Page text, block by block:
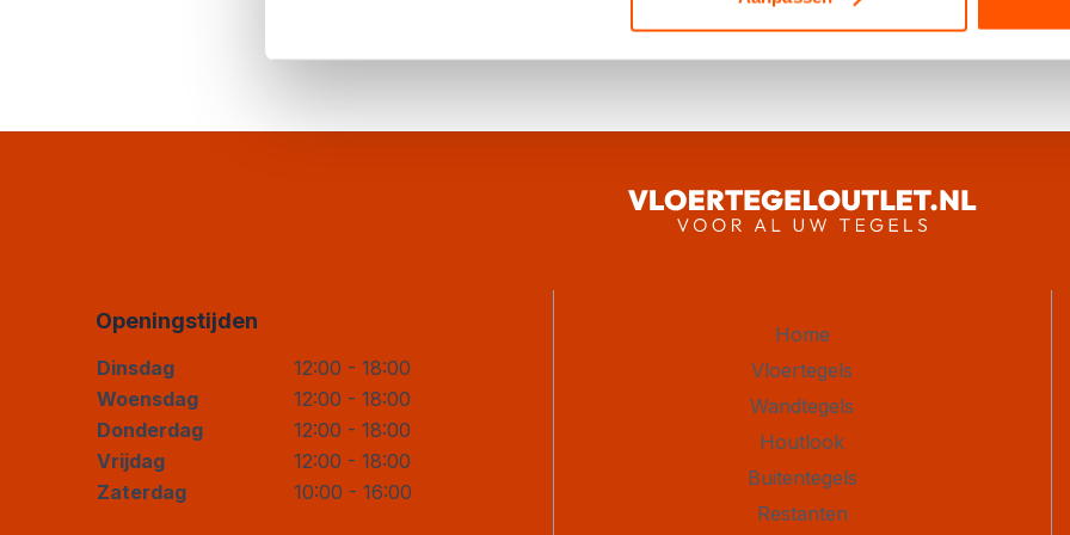
Heeft u spoed of
contact.
Openingstijden
Dinsdag
12:00 - 18:00
Woensdag
12:00 - 18:00
Donderdag
12:00 - 18:00
Vrijdag
12:00 - 18:00
Zaterdag
10:00 - 16:00
Home
Vloertegels
Wandtegels
Houtlook
Buitentegels
Restanten